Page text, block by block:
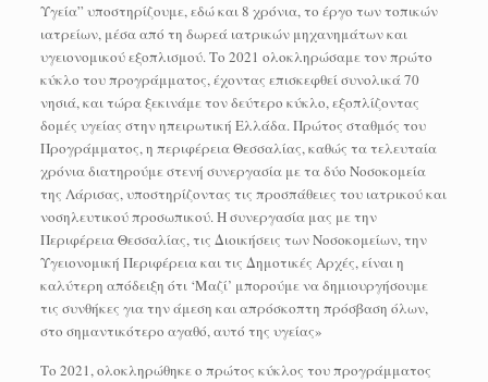
Υγεία” υποστηρίζουμε, εδώ και 8 χρόνια, το έργο των τοπικών
ιατρείων, μέσα από τη δωρεά ιατρικών μηχανημάτων και
υγειονομικού εξοπλισμού. Το 2021 ολοκληρώσαμε τον πρώτο
κύκλο του προγράμματος, έχοντας επισκεφθεί συνολικά 70
νησιά, και τώρα ξεκινάμε τον δεύτερο κύκλο, εξοπλίζοντας
δομές υγείας στην ηπειρωτική Ελλάδα. Πρώτος σταθμός του
Προγράμματος, η περιφέρεια Θεσσαλίας, καθώς τα τελευταία
χρόνια διατηρούμε στενή συνεργασία με τα δύο Νοσοκομεία
της Λάρισας, υποστηρίζοντας τις προσπάθειες του ιατρικού και
νοσηλευτικού προσωπικού. Η συνεργασία μας με την
Περιφέρεια Θεσσαλίας, τις Διοικήσεις των Νοσοκομείων, την
Υγειονομική Περιφέρεια και τις Δημοτικές Αρχές, είναι η
καλύτερη απόδειξη ότι ‘Μαζί’ μπορούμε να δημιουργήσουμε
τις συνθήκες για την άμεση και απρόσκοπτη πρόσβαση όλων,
στο σημαντικότερο αγαθό, αυτό της υγείας»
Το 2021, ολοκληρώθηκε ο πρώτος κύκλος του προγράμματος